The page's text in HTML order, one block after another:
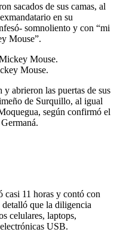
sacados de sus camas, al
en su
somnoliento y con “mi
Mouse”.
Mouse.
abrieron las puertas de sus
de Surquillo, al igual
según confirmó el
11 horas y contó con
que la diligencia
celulares, laptops,
USB.